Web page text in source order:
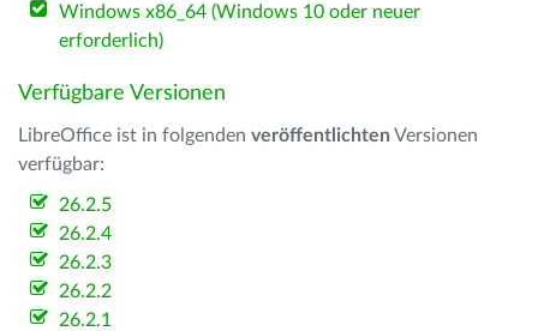
Windows x86_64 (Windows 10 oder neuer
erforderlich)
Verfügbare Versionen
LibreOffice ist in folgenden veröffentlichten Versionen
verfügbar:
26.2.5
26.2.4
26.2.3
26.2.2
26.2.1